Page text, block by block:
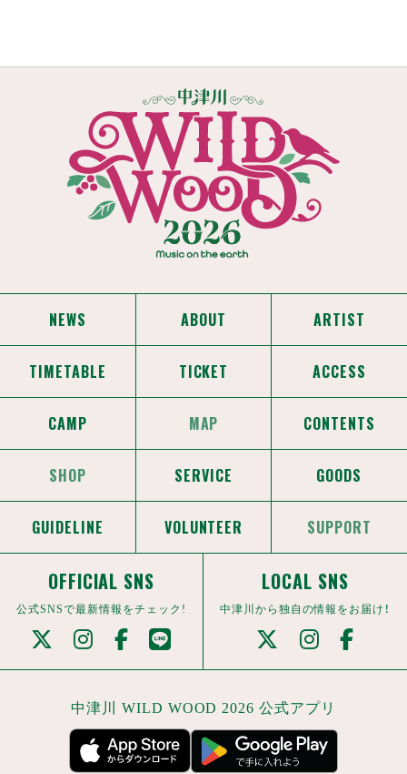
NEWS ABOUT ARTIST
TIMETABLE TICKET ACCESS
CAMP MAP CONTENTS
SHOP SERVICE GOODS
GUIDELINE VOLUNTEER SUPPORT
OFFICIAL SNS
公式SNSで最新情報をチェック!
LOCAL SNS
中津川から独自の情報をお届け！
中津川 WILD WOOD 2026 公式アプリ